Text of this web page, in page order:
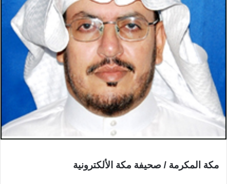
مكة المكرمة / صحيفة مكة الألكترونية